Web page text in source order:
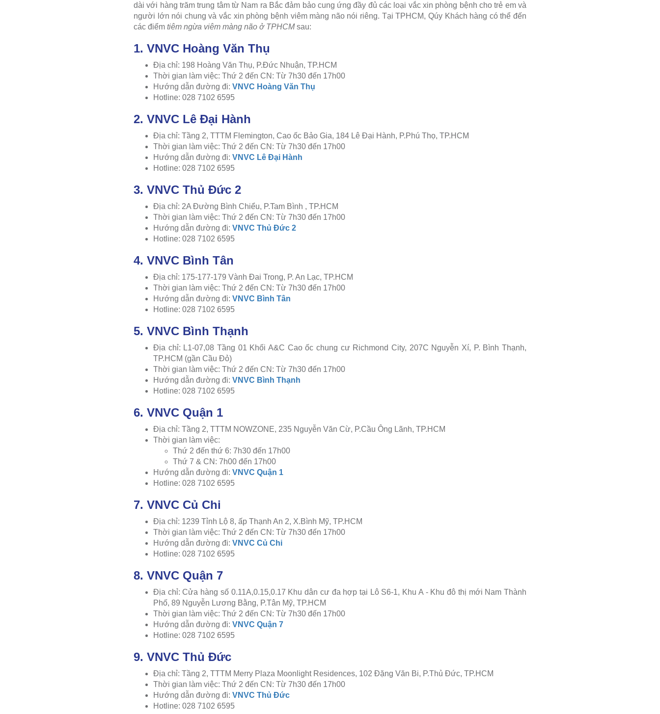
dài với hàng trăm trung tâm từ Nam ra Bắc đảm bảo cung ứng đầy đủ các loại vắc xin phòng bệnh cho trẻ em và
người lớn nói chung và vắc xin phòng bệnh viêm màng não nói riêng. Tại TPHCM, Qúy Khách hàng có thể đến
các điểm tiêm ngừa viêm màng não ở TPHCMsau:
1. VNVC Hoàng Văn Thụ
Địa chỉ: 198 Hoàng Văn Thụ, P.Đức Nhuận, TP.HCM
Thời gian làm việc: Thứ 2 đến CN: Từ 7h30 đến 17h00
Hướng dẫn đường đi: VNVC Hoàng Văn Thụ
Hotline: 028 7102 6595
2. VNVC Lê Đại Hành
Địa chỉ: Tầng 2, TTTM Flemington, Cao ốc Bảo Gia, 184 Lê Đại Hành, P.Phú Thọ, TP.HCM
Thời gian làm việc: Thứ 2 đến CN: Từ 7h30 đến 17h00
Hướng dẫn đường đi: VNVC Lê Đại Hành
Hotline: 028 7102 6595
3. VNVC Thủ Đức 2
Địa chỉ: 2A Đường Bình Chiểu, P.Tam Bình , TP.HCM
Thời gian làm việc: Thứ 2 đến CN: Từ 7h30 đến 17h00
Hướng dẫn đường đi: VNVC Thủ Đức 2
Hotline: 028 7102 6595
4. VNVC Bình Tân
Địa chỉ: 175-177-179 Vành Đai Trong, P. An Lạc, TP.HCM
Thời gian làm việc: Thứ 2 đến CN: Từ 7h30 đến 17h00
Hướng dẫn đường đi: VNVC Bình Tân
Hotline: 028 7102 6595
5. VNVC Bình Thạnh
Địa chỉ: L1-07,08 Tầng 01 Khối A&C Cao ốc chung cư Richmond City, 207C Nguyễn Xí, P. Bình Thạnh,
TP.HCM (gần Cầu Đỏ)
Thời gian làm việc: Thứ 2 đến CN: Từ 7h30 đến 17h00
Hướng dẫn đường đi: VNVC Bình Thạnh
Hotline: 028 7102 6595
6. VNVC Quận 1
Địa chỉ: Tầng 2, TTTM NOWZONE, 235 Nguyễn Văn Cừ, P.Cầu Ông Lãnh, TP.HCM
Thời gian làm việc:
Thứ 2 đến thứ 6: 7h30 đến 17h00
Thứ 7 & CN: 7h00 đến 17h00
Hướng dẫn đường đi: VNVC Quận 1
Hotline: 028 7102 6595
7. VNVC Củ Chi
Địa chỉ: 1239 Tỉnh Lộ 8, ấp Thạnh An 2, X.Bình Mỹ, TP.HCM
Thời gian làm việc: Thứ 2 đến CN: Từ 7h30 đến 17h00
Hướng dẫn đường đi: VNVC Củ Chi
Hotline: 028 7102 6595
8. VNVC Quận 7
Địa chỉ: Cửa hàng số 0.11A,0.15,0.17 Khu dân cư đa hợp tại Lô S6-1, Khu A - Khu đô thị mới Nam Thành
Phố, 89 Nguyễn Lương Bằng, P.Tân Mỹ, TP.HCM
Thời gian làm việc: Thứ 2 đến CN: Từ 7h30 đến 17h00
Hướng dẫn đường đi: VNVC Quận 7
Hotline: 028 7102 6595
9. VNVC Thủ Đức
Địa chỉ: Tầng 2, TTTM Merry Plaza Moonlight Residences, 102 Đặng Văn Bi, P.Thủ Đức, TP.HCM
Thời gian làm việc: Thứ 2 đến CN: Từ 7h30 đến 17h00
Hướng dẫn đường đi: VNVC Thủ Đức
Hotline: 028 7102 6595